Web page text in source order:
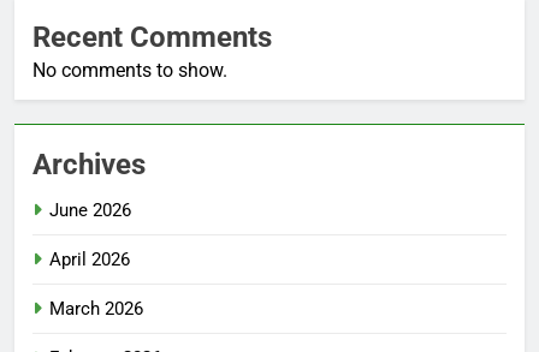
Recent Comments
No comments to show.
Archives
June 2026
April 2026
March 2026